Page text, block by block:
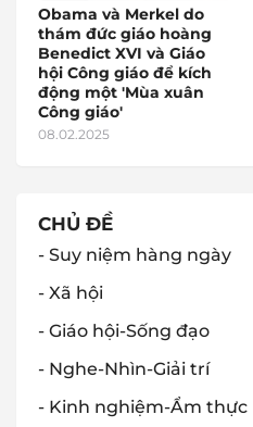
Obama và Merkel do
thám đức giáo hoàng
Benedict XVI và Giáo
hội Công giáo để kích
động một 'Mùa xuân
Công giáo'
08.02.2025
CHỦ ĐỀ
- Suy niệm hàng ngày
- Xã hội
- Giáo hội-Sống đạo
- Nghe-Nhìn-Giải trí
- Kinh nghiệm-Ẩm thực